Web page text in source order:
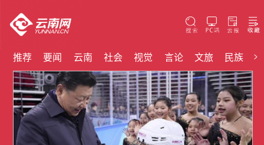
推荐 要闻 云南 社会 视觉 言论 文旅 民族 >